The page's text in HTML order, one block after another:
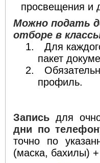
просвещения и
Можно подать
отборе в
1.
Для
пакет
2.
профиль.
Запись для
дни по
точно по
(маска, бахилы)